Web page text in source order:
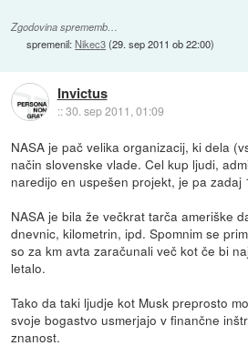
Zgodovina sprememb…
spremenil:Nikec3(29. sep 2011 ob 22:00)
Invictus
::30. sep 2011, 01:09
NASA je pač velika organizacij, ki dela
način slovenske vlade. Cel kup ljudi,
naredijo en uspešen projekt, je pa zadaj
NASA je bila že večkrat tarča ameriške
dnevnic, kilometrin, ipd. Spomnim se
so za km avta zaračunali več kot če bi
letalo.
Tako da taki ljudje kot Musk preprosto
svoje bogastvo usmerjajo v finančne
znanost.